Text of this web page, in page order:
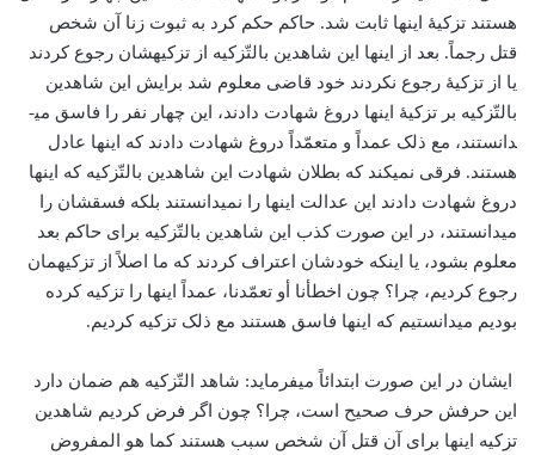
هستند تزکیۀ اینها ثابت شد. حاکم حکم کرد به ثبوت زنا آن شخص
قتل رجماً. بعد از اینها این شاهدین بالتّزکیه از تزکیه­شان رجوع کردند
یا از تزکیۀ رجوع نکردند خود قاضی معلوم شد برایش این شاهدین
بالتّزکیه بر تزکیۀ اینها دروغ شهادت دادند، این چهار نفر را فاسق می­
دانستند، مع ذلک عمداً و متعمّداً دروغ شهادت دادند که اینها عادل
هستند. فرقی نمی­کند که بطلان شهادت این شاهدین بالتّزکیه که اینها
دروغ شهادت دادند این عدالت اینها را نمی­دانستند بلکه فسقشان را
می­دانستند، در این صورت کذب این شاهدین بالتّزکیه برای حاکم بعد
معلوم بشود، یا اینکه خودشان اعتراف کردند که ما اصلاً از تزکیه­مان
رجوع کردیم، چرا؟ چون اخطأنا أو تعمّدنا، عمداً اینها را تزکیه کرده
بودیم می­دانستیم که اینها فاسق هستند مع ذلک تزكیه كردیم.
ایشان در این صورت ابتدائاً می­فرماید: شاهد التّزکیه هم ضمان دارد
این حرفش حرف صحیح است، چرا؟ چون اگر فرض کردیم شاهدین
تزکیه اینها برای آن قتل آن شخص سبب هستند کما هو المفروض